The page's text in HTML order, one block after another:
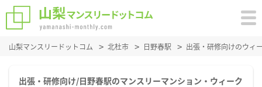
山梨マンスリードットコム 北杜市 日野春駅 出張・研修向けのウィ
出張・研修向け/日野春駅のマンスリーマンション・ウィーク